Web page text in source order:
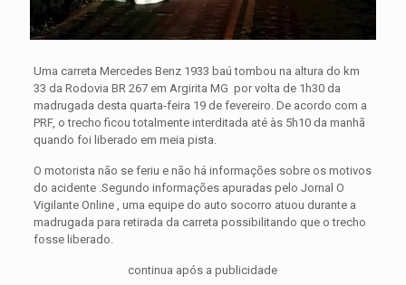
Uma carreta Mercedes Benz 1933 baú tombou na altura do km
33 da Rodovia BR 267 em Argirita MG por volta de 1h30 da
madrugada desta quarta-feira 19 de fevereiro. De acordo com a
PRF, o trecho ficou totalmente interditada até às 5h10 da manhã
quando foi liberado em meia pista.
O motorista não se feriu e não há informações sobre os motivos
do acidente .Segundo informações apuradas pelo Jornal O
Vigilante Online , uma equipe do auto socorro atuou durante a
madrugada para retirada da carreta possibilitando que o trecho
fosse liberado.
continua após a publicidade